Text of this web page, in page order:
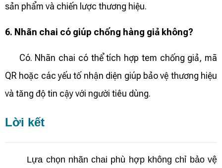
sản phẩm và chiến lược thương hiệu.
6. Nhãn chai có giúp chống hàng giả không?
Có. Nhãn chai có thể tích hợp tem chống giả, mã
QR hoặc các yếu tố nhận diện giúp bảo vệ thương hiệu
và tăng độ tin cậy với người tiêu dùng.
Lời kết
Lựa chọn nhãn chai phù hợp không chỉ bảo vệ